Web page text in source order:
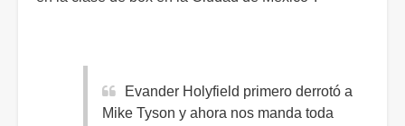
Evander Holyfield primero derrotó a
Mike Tyson y ahora nos manda toda